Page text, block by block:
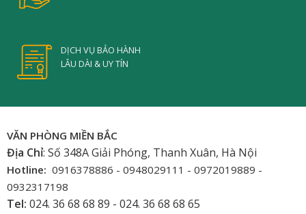
DỊCH VỤ BẢO HÀNH
LÂU DÀI & UY TÍN
VĂN PHÒNG MIỀN BẮC
Địa Chỉ: Số 348A Giải Phóng, Thanh Xuân, Hà Nội
Hotline: 0916378886 - 0948029111 - 0972019889 -
0932317198
Tel: 024. 36 68 68 89 - 024. 36 68 68 65